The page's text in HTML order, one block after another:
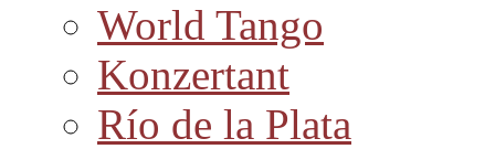
World Tango
Konzertant
Río de la Plata